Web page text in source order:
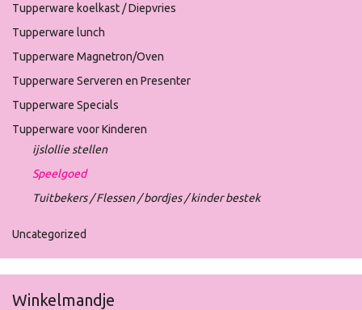
Tupperware koelkast / Diepvries
Tupperware lunch
Tupperware Magnetron/Oven
Tupperware Serveren en Presenter
Tupperware Specials
Tupperware voor Kinderen
ijslollie stellen
Speelgoed
Tuitbekers / Flessen / bordjes / kinder bestek
Uncategorized
Winkelmandje